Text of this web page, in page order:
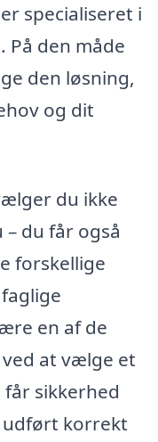
specialiseret i
På den måde
den løsning,
og dit
du ikke
du får også
forskellige
en af de
at vælge et
sikkerhed
korrekt